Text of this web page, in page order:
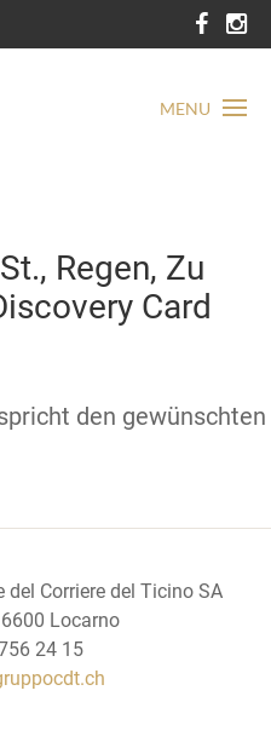
MENU
Regen, Zu
Card
den gewünschten
del Corriere del Ticino SA
Locarno
24 15